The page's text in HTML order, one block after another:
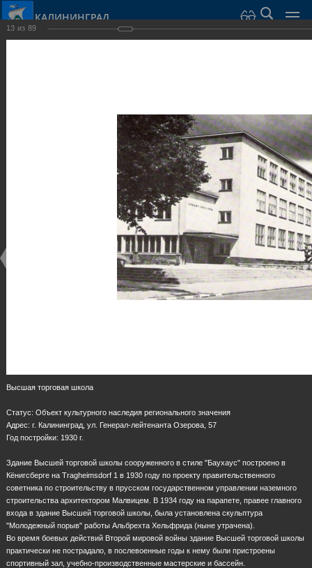
КАЛИНИНГРАД
Общественные здания и сооружения
13 из 89
Высшая торговая школа
Статус: Объект культурного наследия регионального значения
Адрес: г. Калининград, ул. Генерал-лейтенанта Озерова, 57
Год постройки: 1930 г.
Здание Высшей торговой школы сооруженного в стиле "Баухаус" построено в
Кёнигсберге на Tragheimsdorf 1 в 1930 году по проекту правительственного
советника по строительству в прусском государственном управлении наземного
строительства архитектором Малвицем. В 1934 году на парапете, правее главного
входа в здание Высшей торговой школы, была установлена скульптура
"Молодежный порыв" работы Альбрехта Хельфрида (ныне утрачена).
Во время боевых действий Второй мировой войны здание Высшей торговой школы
практически не пострадало, в послевоенные годы к нему были пристроены
спортивный зал, учебно-производственные мастерские и бассейн.